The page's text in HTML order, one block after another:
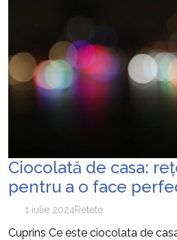
Ciocolată de casa:
pentru a o face
1 iulie 2024Retete
Cuprins Ce este ciocolata de